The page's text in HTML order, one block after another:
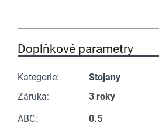
Doplňkové parametry
Kategorie:
Stojany
Záruka:
3 roky
ABC:
0.5